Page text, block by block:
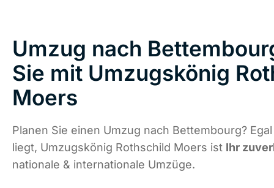
Umzug nach
Sie mit Umzugskönig
Moers
Planen Sie einen Umzug nach Bettembourg?
liegt, Umzugskönig Rothschild Moers ist Ihr
nationale & internationale Umzüge.